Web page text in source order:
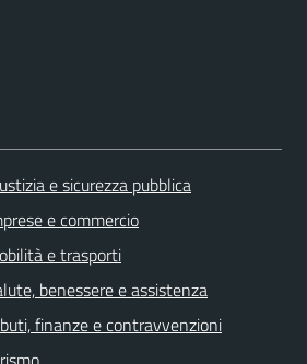
e sicurezza pubblica
e commercio
e trasporti
benessere e assistenza
finanze e contravvenzioni